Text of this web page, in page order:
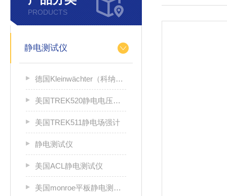
PRODUCTS
静电测试仪
德国Kleinwächter（科纳沃茨特）静电测试仪
美国TREK520静电电压测试仪
美国TREK511静电场强计
静电测试仪
美国ACL静电测试仪
美国monroe平板静电测试仪